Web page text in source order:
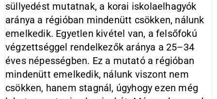
süllyedést mutatnak, a korai iskolaelhagyók
aránya a régióban mindenütt csökken, nálunk
emelkedik. Egyetlen kivétel van, a felsőfokú
végzettséggel rendelkezők aránya a 25–34
éves népességben. Ez a mutató a régióban
mindenütt emelkedik, nálunk viszont nem
csökken, hanem stagnál, úgyhogy ezen még